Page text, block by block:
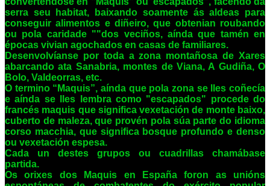
serra seu habitat, baixando soamente ás aldeas para
conseguir alimentos e diñeiro, que obtenian roubando
ou pola caridade ""dos veciños, aínda que tamén en
épocas vivian agochados en casas de familiares.
Desenvolvíanse por toda a zona montañosa de Xares
abarcando ata Sanabria, montes de Viana, A Gudiña, O
Bolo, Valdeorras, etc.
O termino “Maquis”, aínda que pola zona se lles coñecía
e aínda se lles lembra como "escapados" procede do
francés maquis que significa vexetación de monte baixo,
cuberto de maleza, que provén pola súa parte do idioma
corso macchia, que significa bosque profundo e denso
ou vexetación espesa.
Cada un destes grupos ou cuadrillas chamábase
partida.
Os orixes dos Maquis en España foron as unións